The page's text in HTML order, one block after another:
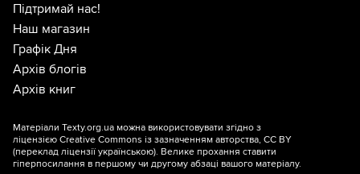
Підтримай нас!
Наш магазин
Графік Дня
Архів блогів
Архів книг
Матеріали Texty.org.ua можна використовувати згідно з
ліцензією Creative Commons із зазначенням авторства, CC BY
(переклад ліцензії українською). Велике прохання ставити
гіперпосилання в першому чи другому абзаці вашого матеріалу.